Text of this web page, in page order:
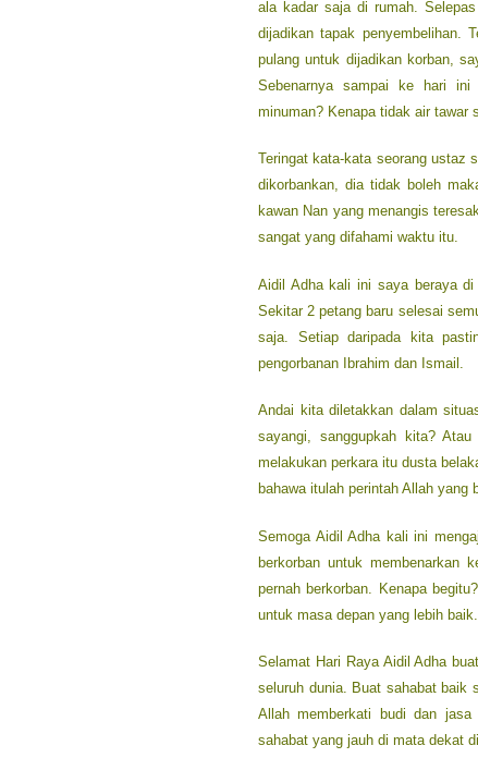
ala kadar saja di rumah.
dijadikan tapak penyembelihan.
pulang untuk dijadikan korban,
Sebenarnya sampai ke hari
minuman? Kenapa tidak air tawar
Teringat kata-kata seorang ustaz
dikorbankan, dia tidak boleh
kawan Nan yang menangis
sangat yang difahami waktu itu.
Aidil Adha kali ini saya beraya
Sekitar 2 petang baru selesai
saja. Setiap daripada kita
pengorbanan Ibrahim dan Ismail.
Andai kita diletakkan dalam
sayangi, sanggupkah kita?
melakukan perkara itu dusta
bahawa itulah perintah Allah yang
Semoga Aidil Adha kali ini
berkorban untuk membenarkan
pernah berkorban. Kenapa
untuk masa depan yang lebih baik.
Selamat Hari Raya Aidil Adha
seluruh dunia. Buat sahabat baik
Allah memberkati budi dan
sahabat yang jauh di mata dekat